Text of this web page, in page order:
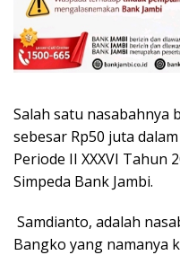
Salah satu nasabahnya
sebesar Rp50 juta
Periode II XXXVI Tahun
Simpeda Bank Jambi.
Samdianto, adalah
Bangko yang namanya